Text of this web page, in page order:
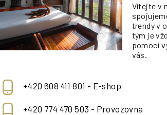
Vítejte v
trendy v
tým je
pomoci
vás.
+420 608 411 801 - E-shop
+420 774 470 503 - Provozovna